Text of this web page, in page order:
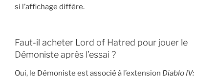
si l’affichage diffère.
Faut-il acheter Lord of Hatred pour jouer le
Démoniste après l’essai ?
Oui, le Démoniste est associé à l’extension Diablo IV: